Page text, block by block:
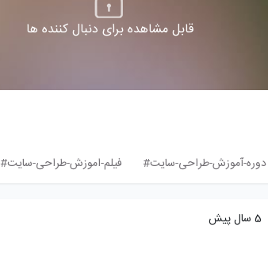
قابل مشاهده برای دنبال کننده ها
دوره-آموزش-طراحی-سایت# فیلم-اموزش-طراحی-سایت#
5 سال پیش